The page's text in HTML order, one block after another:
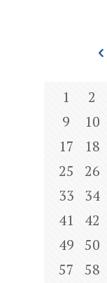
1 2
9
10
17
18
25
26
33
34
41
42
49
50
57
58